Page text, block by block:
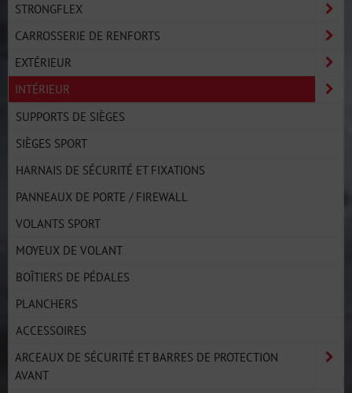
STRONGFLEX
CARROSSERIE DE RENFORTS
EXTÉRIEUR
INTÉRIEUR
SUPPORTS DE SIÈGES
SIÈGES SPORT
HARNAIS DE SÉCURITÉ ET FIXATIONS
PANNEAUX DE PORTE / FIREWALL
VOLANTS SPORT
MOYEUX DE VOLANT
BOÎTIERS DE PÉDALES
PLANCHERS
ACCESSOIRES
ARCEAUX DE SÉCURITÉ ET BARRES DE PROTECTION
AVANT